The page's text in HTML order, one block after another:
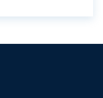
company/swiss-national-
@swissnationalbank